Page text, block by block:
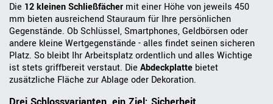
Die 12 kleinen Schließfächer mit einer Höhe von jeweils 450
mm bieten ausreichend Stauraum für Ihre persönlichen
Gegenstände. Ob Schlüssel, Smartphones, Geldbörsen oder
andere kleine Wertgegenstände - alles findet seinen sicheren
Platz. So bleibt Ihr Arbeitsplatz ordentlich und alles Wichtige
ist stets griffbereit verstaut. Die Abdeckplatte bietet
zusätzliche Fläche zur Ablage oder Dekoration.